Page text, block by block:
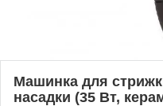
Машинка для
насадки (35 Вт,